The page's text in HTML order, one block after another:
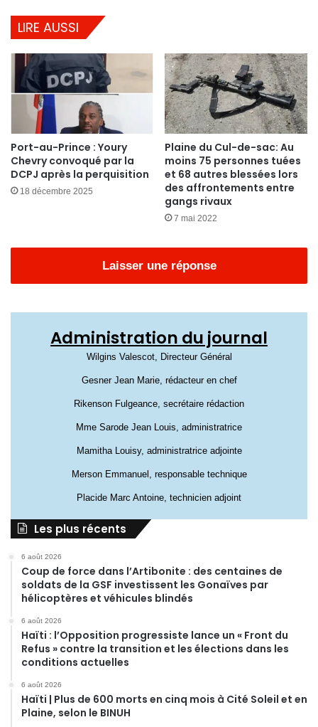
LIRE AUSSI
Port-au-Prince : Youry
Chevry convoqué par la
DCPJ après la perquisition
18 décembre 2025
Plaine du Cul-de-sac: Au
moins 75 personnes tuées
et 68 autres blessées lors
des affrontements entre
gangs rivaux
7 mai 2022
Laisser une réponse
Administration du journal
Wilgins Valescot, Directeur Général
Gesner Jean Marie, rédacteur en chef
Rikenson Fulgeance, secrétaire rédaction
Mme Sarode Jean Louis, administratrice
Mamitha Louisy, administratrice adjointe
Merson Emmanuel, responsable technique
Placide Marc Antoine, technicien adjoint
Les plus récents
6 août 2026
Coup de force dans l’Artibonite : des centaines de
soldats de la GSF investissent les Gonaïves par
hélicoptères et véhicules blindés
6 août 2026
Haïti : l’Opposition progressiste lance un « Front du
Refus » contre la transition et les élections dans les
conditions actuelles
6 août 2026
Haïti | Plus de 600 morts en cinq mois à Cité Soleil et en
Plaine, selon le BINUH